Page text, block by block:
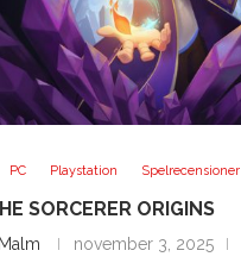
PC Playstation Spelrecensioner
SORCERER ORIGINS
november 3, 2025